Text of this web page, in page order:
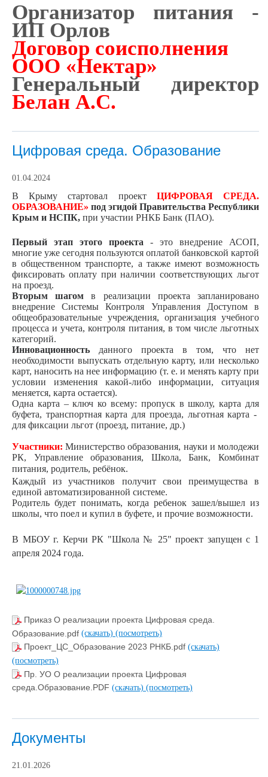
Организатор питания -
ИП Орлов
Договор соисполнения
ООО «Нектар»
Генеральный директор
Белан А.С.
Цифровая среда. Образование
01.04.2024
В Крыму стартовал проект ЦИФРОВАЯ СРЕДА.
ОБРАЗОВАНИЕ» под эгидой Правительства Республики
Крым и НСПК, при участии РНКБ Банк (ПАО).
Первый этап этого проекта - это внедрение АСОП,
многие уже сегодня пользуются оплатой банковской картой
в общественном транспорте, а также имеют возможность
фиксировать оплату при наличии соответствующих льгот
на проезд.
Вторым шагом в реализации проекта запланировано
внедрение Системы Контроля Управления Доступом в
общеобразовательные учреждения, организация учебного
процесса и учета, контроля питания, в том числе льготных
категорий.
Инновационность данного проекта в том, что нет
необходимости выпускать отдельную карту, или несколько
карт, наносить на нее информацию (т. е. и менять карту при
условии изменения какой-либо информации, ситуация
меняется, карта остается).
Одна карта – ключ ко всему: пропуск в школу, карта для
буфета, транспортная карта для проезда, льготная карта -
для фиксации льгот (проезд, питание, др.)
Участники: Министерство образования, науки и молодежи
РК, Управление образования, Школа, Банк, Комбинат
питания, родитель, ребёнок.
Каждый из участников получит свои преимущества в
единой автоматизированной системе.
Родитель будет понимать, когда ребенок зашел/вышел из
школы, что поел и купил в буфете, и прочие возможности.
В МБОУ г. Керчи РК "Школа № 25" проект запущен с 1
апреля 2024 года.
Приказ О реализации проекта Цифровая среда.
Образование.pdf (скачать) (посмотреть)
Проект_ЦC_Образование 2023 РНКБ.pdf (скачать)
(посмотреть)
Пр. УО О реализации проекта Цифровая
среда.Образование.PDF (скачать) (посмотреть)
Документы
21.01.2026